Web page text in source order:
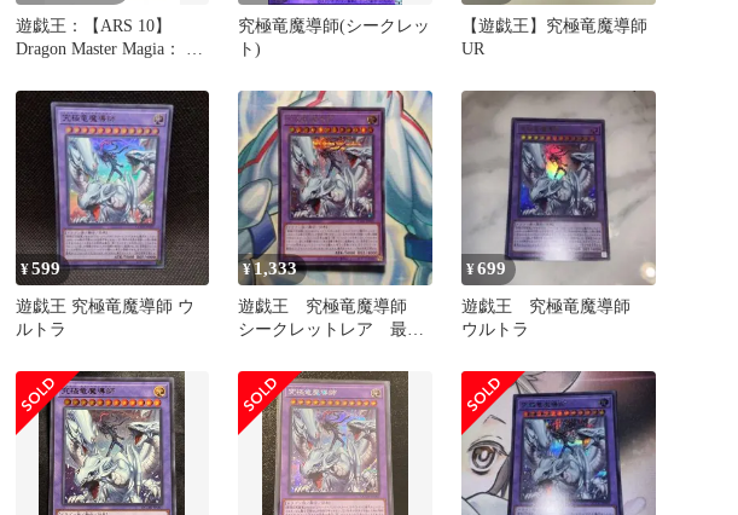
遊戯王：【ARS 10】
Dragon Master Magia： EU
究極竜魔導師(シークレッ
ト)
【遊戯王】究極竜魔導師
UR
¥599
遊戯王 究極竜魔導師 ウ
ルトラ
¥1,333
遊戯王 究極竜魔導師
シークレットレア 最終
¥699
遊戯王 究極竜魔導師
ウルトラ